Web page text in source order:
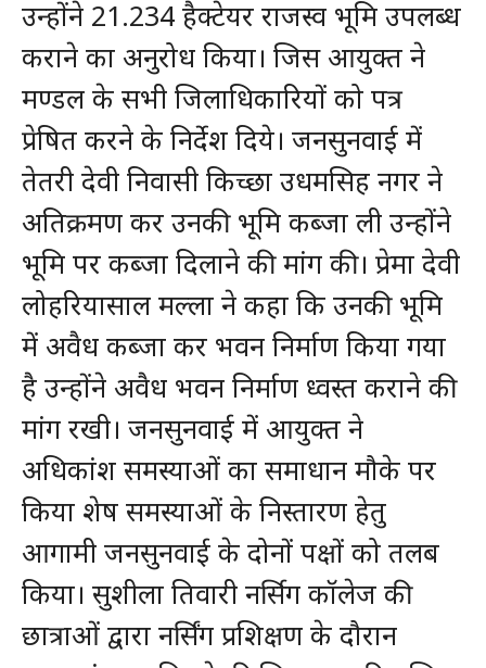
उन्होंने 21.234 हैक्टेयर राजस्व भूमि उपलब्ध
कराने का अनुरोध किया। जिस आयुक्त ने
मण्डल के सभी जिलाधिकारियों को पत्र
प्रेषित करने के निर्देश दिये। जनसुनवाई में
तेतरी देवी निवासी किच्छा उधमसिह नगर ने
अतिक्रमण कर उनकी भूमि कब्जा ली उन्होंने
भूमि पर कब्जा दिलाने की मांग की। प्रेमा देवी
लोहरियासाल मल्ला ने कहा कि उनकी भूमि
में अवैध कब्जा कर भवन निर्माण किया गया
है उन्होंने अवैध भवन निर्माण ध्वस्त कराने की
मांग रखी। जनसुनवाई में आयुक्त ने
अधिकांश समस्याओं का समाधान मौके पर
किया शेष समस्याओं के निस्तारण हेतु
आगामी जनसुनवाई के दोनों पक्षों को तलब
किया। सुशीला तिवारी नर्सिग कॉलेज की
छात्राओं द्वारा नर्सिंग प्रशिक्षण के दौरान